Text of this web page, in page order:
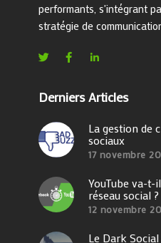
performants, s'intégrant
stratégie de
Derniers Articles
La gestion de
sociaux
17 novembre
YouTube va-
réseau social ?
12 novembre
Le Dark